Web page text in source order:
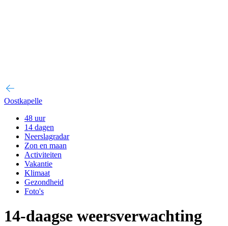
Oostkapelle
48 uur
14 dagen
Neerslagradar
Zon en maan
Activiteiten
Vakantie
Klimaat
Gezondheid
Foto's
14-daagse weersverwachting